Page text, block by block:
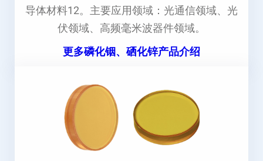
导体材料12。主要应用领域：光通信领域、光
伏领域、高频毫米波器件领域。
更多磷化铟、硒化锌产品介绍